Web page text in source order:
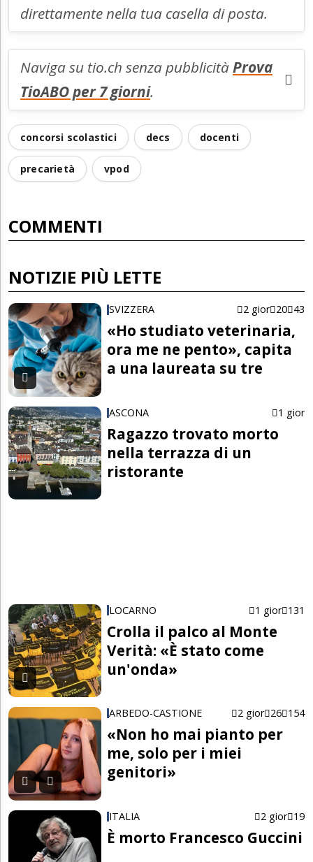
direttamente nella tua casella di posta.
Naviga su tio.ch senza pubblicitàProva
TioABO per 7 giorni.
concorsi scolastici decs docenti
precarietà vpod
COMMENTI
NOTIZIE PIÙ LETTE
SVIZZERA 2 gior 20 43
«Ho studiato veterinaria,
ora me ne pento», capita
a una laureata su tre
ASCONA 1 gior
Ragazzo trovato morto
nella terrazza di un
ristorante
LOCARNO 1 gior 131
Crolla il palco al Monte
Verità: «È stato come
un'onda»
ARBEDO-CASTIONE 2 gior 26 154
«Non ho mai pianto per
me, solo per i miei
genitori»
ITALIA 2 gior 19
È morto Francesco Guccini